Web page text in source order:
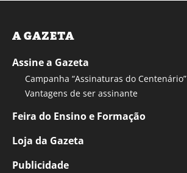
A GAZETA
Assine a Gazeta
Campanha “Assinaturas do Centenário”
Vantagens de ser assinante
Feira do Ensino e Formação
Loja da Gazeta
Publicidade